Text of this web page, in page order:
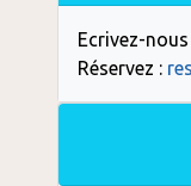
Ecrivez-nous
Réservez :